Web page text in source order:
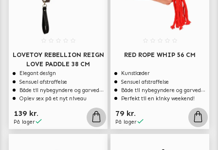
LOVETOY REBELLION REIGN
LOVE PADDLE 38 CM
Elegant design
Sensuel afstraffelse
Både til nybegyndere og garvede eksperter
Oplev sex på et nyt niveau
139 kr.
På lager
RED ROPE WHIP 56 CM
Kunstlæder
Sensuel afstraffelse
Både til nybegyndere og garvede eksperter
Perfekt til en kinky weekend!
79 kr.
På lager